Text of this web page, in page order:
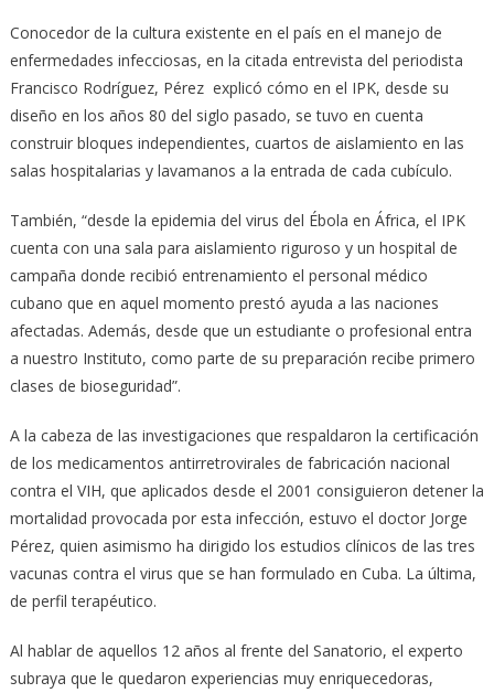
Conocedor de la cultura existente en el país en el manejo de
enfermedades infecciosas, en la citada entrevista del periodista
Francisco Rodríguez, Pérez explicó cómo en el IPK, desde su
diseño en los años 80 del siglo pasado, se tuvo en cuenta
construir bloques independientes, cuartos de aislamiento en las
salas hospitalarias y lavamanos a la entrada de cada cubículo.
También, “desde la epidemia del virus del Ébola en África, el IPK
cuenta con una sala para aislamiento riguroso y un hospital de
campaña donde recibió entrenamiento el personal médico
cubano que en aquel momento prestó ayuda a las naciones
afectadas. Además, desde que un estudiante o profesional entra
a nuestro Instituto, como parte de su preparación recibe primero
clases de bioseguridad”.
A la cabeza de las investigaciones que respaldaron la certificación
de los medicamentos antirretrovirales de fabricación nacional
contra el VIH, que aplicados desde el 2001 consiguieron detener la
mortalidad provocada por esta infección, estuvo el doctor Jorge
Pérez, quien asimismo ha dirigido los estudios clínicos de las tres
vacunas contra el virus que se han formulado en Cuba. La última,
de perfil terapéutico.
Al hablar de aquellos 12 años al frente del Sanatorio, el experto
subraya que le quedaron experiencias muy enriquecedoras,